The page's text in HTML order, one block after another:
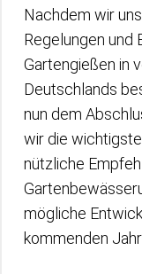
Nachdem wir
Regelungen und
Gartengießen in
Deutschlands
nun dem
wir die
nützliche
mögliche
kommenden